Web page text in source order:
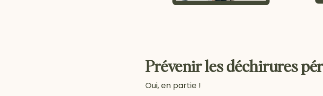
Prévenir les déchirures
Oui, en partie !